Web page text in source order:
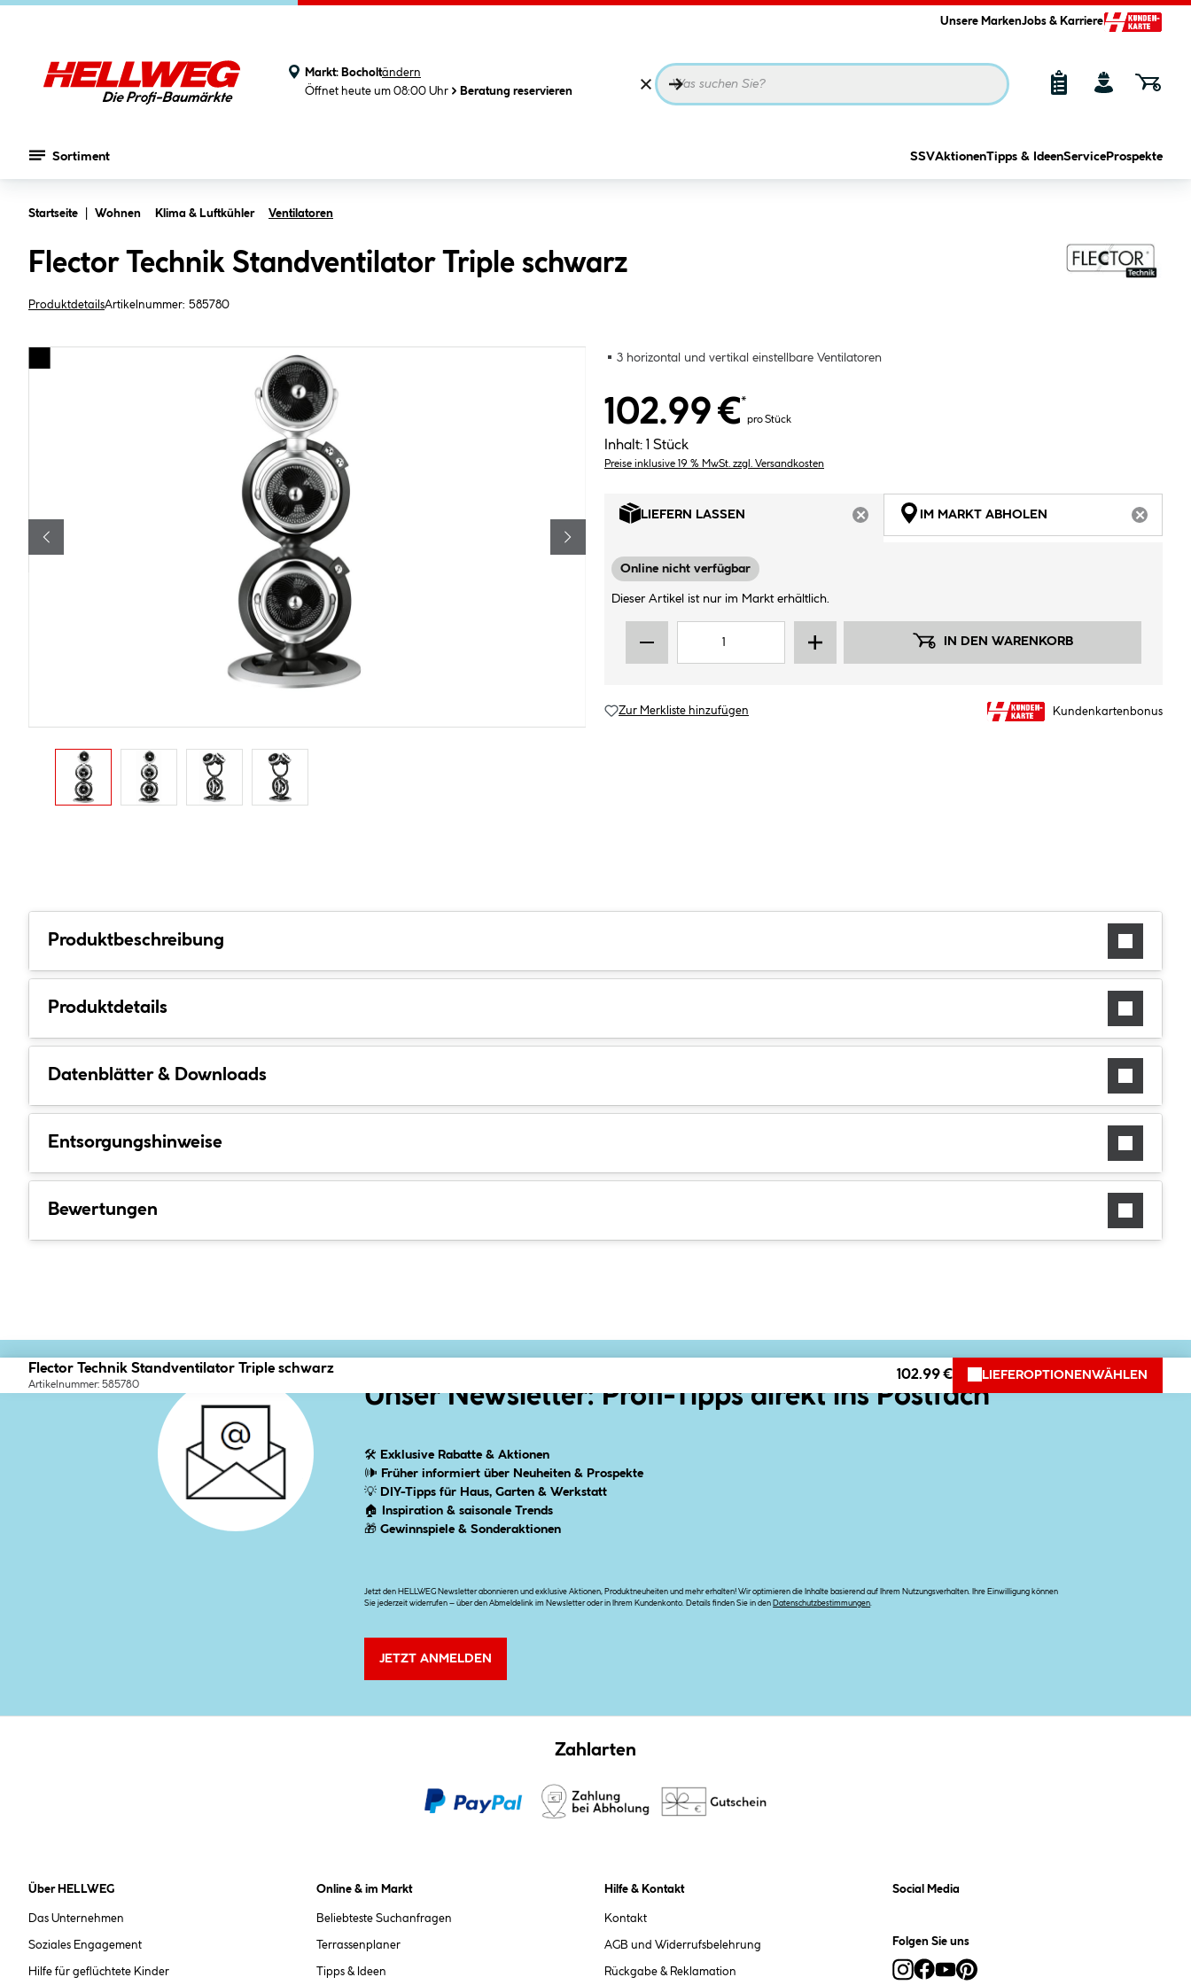
Unsere MarkenJobs & Karriere
Markt: Bocholtändern
Öffnet heute um 08:00 Uhr
Beratung reservieren
Sortiment SSVAktionenTipps & IdeenService Prospekte
Startseite Wohnen Klima & Luftkühler Ventilatoren
Flector Technik Standventilator Triple schwarz
ProduktdetailsArtikelnummer: 585780
3 horizontal und vertikal einstellbare Ventilatoren
102.99 €*
pro Stück
Inhalt: 1 Stück
Preise inklusive 19 % MwSt. zzgl. Versandkosten
LIEFERN LASSEN
ARTIKEL NICHT VERFÜGBAR
IM MARKT ABHOLEN
Online nicht verfügbar
Dieser Artikel ist nur im Markt erhältlich.
IN DEN WARENKORB
Zur Merkliste hinzufügen Kundenkartenbonus
Produktbeschreibung
Produktdetails
Datenblätter & Downloads
Entsorgungshinweise
Bewertungen
Flector Technik Standventilator Triple schwarz
Artikelnummer: 585780
102.99 € LIEFEROPTIONEN WÄHLEN
Unser Newsletter: Profi-Tipps direkt ins Postfach
🛠 Exklusive Rabatte & Aktionen
🕪 Früher informiert über Neuheiten & Prospekte
💡 DIY-Tipps für Haus, Garten & Werkstatt
🏠
Inspiration & saisonale Trends
🎁Gewinnspiele & Sonderaktionen
Jetzt den HELLWEG Newsletter abonnieren und exklusive Aktionen, Produktneuheiten und mehr erhalten! Wir optimieren die Inhalte basierend auf Ihrem Nutzungsverhalten. Ihre Einwilligung können
Sie jederzeit widerrufen – über den Abmeldelink im Newsletter oder in Ihrem Kundenkonto. Details finden Sie in den Datenschutzbestimmungen.
JETZT ANMELDEN
Zahlarten
Über HELLWEG
Das Unternehmen
Soziales Engagement
Hilfe für geflüchtete Kinder
Online & im Markt
Beliebteste Suchanfragen
Terrassenplaner
Tipps & Ideen
Hilfe & Kontakt
Kontakt
AGB und Widerrufsbelehrung
Rückgabe & Reklamation
Social Media
Folgen Sie uns